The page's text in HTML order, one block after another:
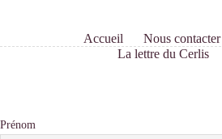
Accueil Nous contacter
La lettre du Cerlis
Prénom